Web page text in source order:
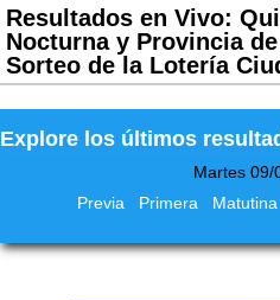
Resultados en Vivo:
Nocturna y Provincia de
Sorteo de la Lotería
Explore los últimos
Martes
Previa
Primera Matutina